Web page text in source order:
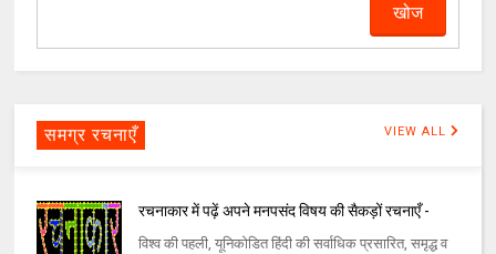
समग्र रचनाएँ VIEW ALL
रचनाकार में पढ़ें अपने मनपसंद विषय की सैकड़ों रचनाएँ -
विश्व की पहली, यूनिकोडित हिंदी की सर्वाधिक प्रसारित, समृद्ध व